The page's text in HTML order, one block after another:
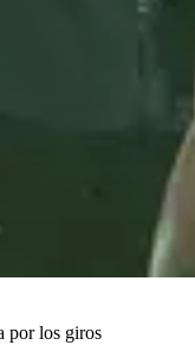
por los giros